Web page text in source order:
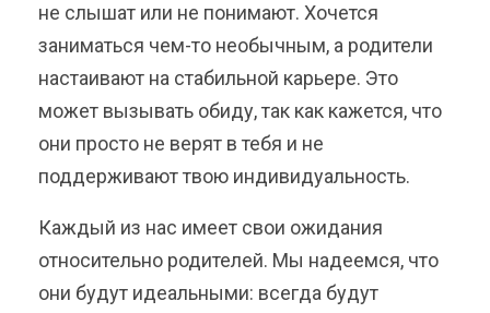
не слышат или не понимают. Хочется
заниматься чем-то необычным, а родители
настаивают на стабильной карьере. Это
может вызывать обиду, так как кажется, что
они просто не верят в тебя и не
поддерживают твою индивидуальность.
Каждый из нас имеет свои ожидания
относительно родителей. Мы надеемся, что
они будут идеальными: всегда будут